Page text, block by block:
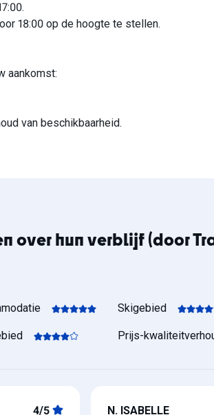
18:00 op de hoogte te stellen.
aankomst:
van beschikbaarheid.
over hun verblijf (door
Skigebied
Prijs-
4/5 N. ISABELLE